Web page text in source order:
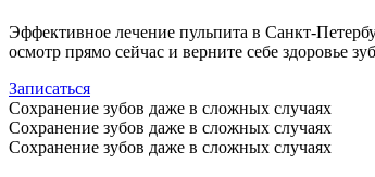
Эффективное лечение пульпита в Санкт-
осмотр прямо сейчас и верните себе здоровье
Записаться
Сохранение зубов даже в сложных случаях
Сохранение зубов даже в сложных случаях
Сохранение зубов даже в сложных случаях